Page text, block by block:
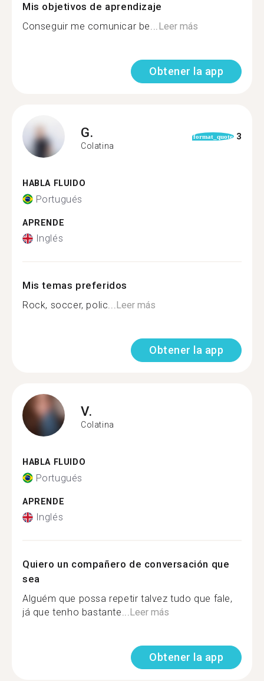
Mis objetivos de aprendizaje
Conseguir me comunicar be...Leer más
Obtener la app
G.
Colatina
format_quote 3
HABLA FLUIDO
Portugués
APRENDE
Inglés
Mis temas preferidos
Rock, soccer, polic...Leer más
Obtener la app
V.
Colatina
HABLA FLUIDO
Portugués
APRENDE
Inglés
Quiero un compañero de conversación que
sea
Alguém que possa repetir talvez tudo que fale,
já que tenho bastante...Leer más
Obtener la app